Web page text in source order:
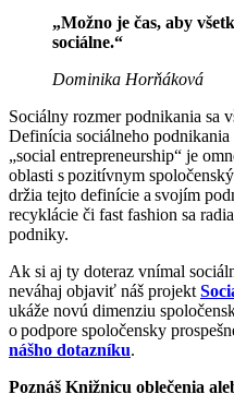
„Možno je čas, aby
sociálne.“
Dominika Horňáková
Sociálny rozmer podnikania sa
Definícia sociálneho
„social entrepreneurship“ je
oblasti s pozitívnym
držia tejto definície a svojím
recyklácie či fast fashion sa
podniky.
Ak si aj ty doteraz vnímal
neváhaj objaviť náš projekt
ukáže novú dimenziu
o podpore spoločensky
nášho dotazníku.
Poznáš Knižnicu oblečenia